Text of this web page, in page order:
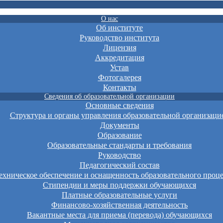
О нас
Об институте
Руководство института
Лицензия
Аккредитация
Устав
Фотогалерея
Контакты
Сведения об образовательной организации
Основные сведения
Структура и органы управления образовательной
Документы
Образование
Образовательные стандарты и требования
Руководство
Педагогический состав
обеспечение и оснащенность образовательного
Стипендии и меры поддержки обучающихся
Платные образовательные услуги
Финансово-хозяйственная деятельность
Вакантные места для приема (перевода) обучающихся